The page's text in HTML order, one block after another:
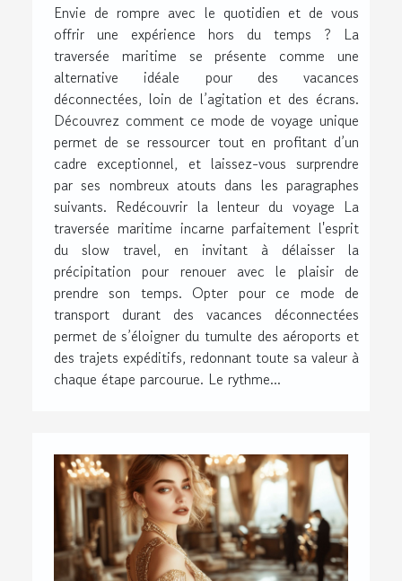
Envie de rompre avec le quotidien et de vous
offrir une expérience hors du temps ? La
traversée maritime se présente comme une
alternative idéale pour des vacances
déconnectées, loin de l’agitation et des écrans.
Découvrez comment ce mode de voyage unique
permet de se ressourcer tout en profitant d’un
cadre exceptionnel, et laissez-vous surprendre
par ses nombreux atouts dans les paragraphes
suivants. Redécouvrir la lenteur du voyage La
traversée maritime incarne parfaitement l'esprit
du slow travel, en invitant à délaisser la
précipitation pour renouer avec le plaisir de
prendre son temps. Opter pour ce mode de
transport durant des vacances déconnectées
permet de s’éloigner du tumulte des aéroports et
des trajets expéditifs, redonnant toute sa valeur à
chaque étape parcourue. Le rythme...